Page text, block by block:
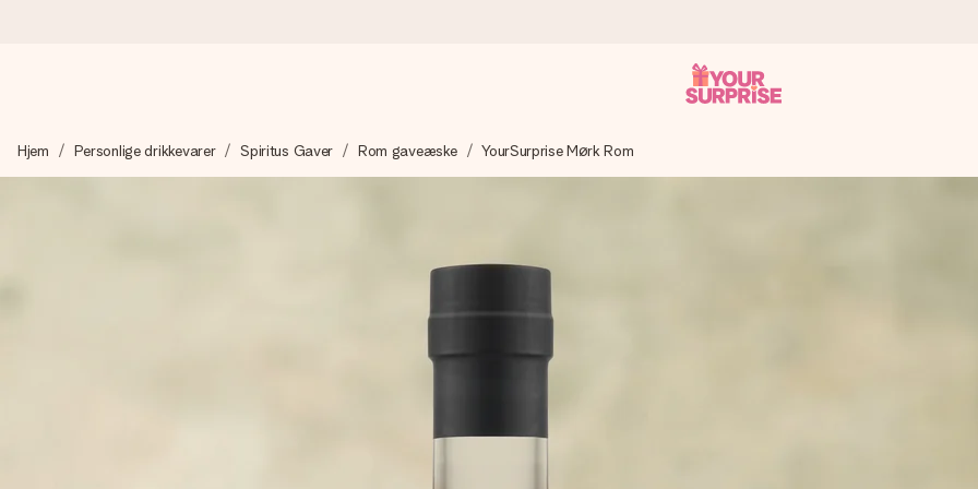
Vi laver din gave med omhu og sender den lynhurtigt – så du kan give den på det helt rette tidspunkt, når den betyder allermest.
Hjem Personlige drikkevarer Spiritus Gaver Rom gaveæske YourSurprise Mørk Rom